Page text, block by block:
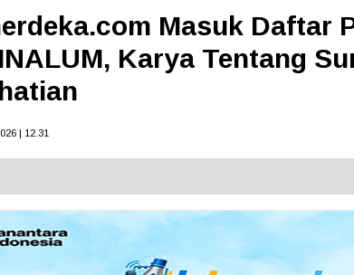
Masuk Daftar
Karya Tentang
| 12.31